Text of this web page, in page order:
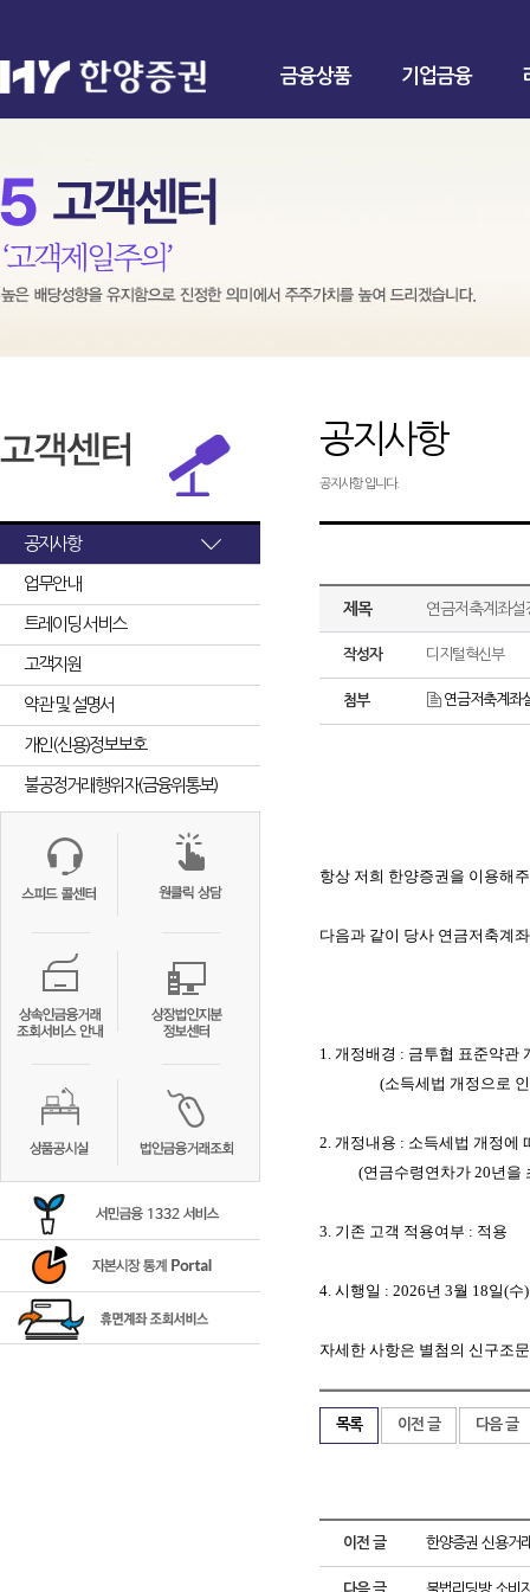
금융상품 기업금융
공지사항
업무안내
트레이딩 서비스
고객지원
약관 및 설명서
개인(신용)정보보호
불공정거래행위자(금융위통보)
공지사항
공지사항 입니다.
제목 연금저축계좌
작성자 디지털혁신부
첨부 연금저축계좌
항상 저희 한양증권을 이용해
다음과 같이 당사 연금저축계
1. 개정배경 : 금투협 표준약관
(소득세법 개정으로
2. 개정내용 : 소득세법 개정에
(연금수령연차가 20년을
3. 기존 고객 적용여부 : 적용
4. 시행일 : 2026년 3월 18일(수)
자세한 사항은 별첨의 신구조
목록 이전 글 다음 글
이전 글 한양증권 신용거